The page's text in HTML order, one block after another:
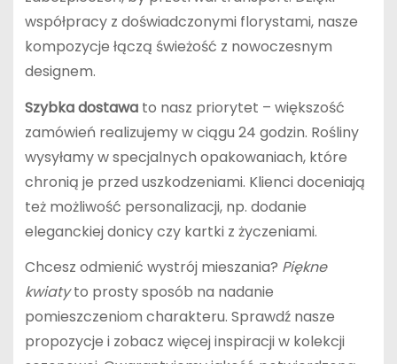
współpracy z doświadczonymi florystami, nasze
kompozycje łączą świeżość z nowoczesnym
designem.
Szybka dostawato nasz priorytet – większość
zamówień realizujemy w ciągu 24 godzin. Rośliny
wysyłamy w specjalnych opakowaniach, które
chronią je przed uszkodzeniami. Klienci doceniają
też możliwość personalizacji, np. dodanie
eleganckiej donicy czy kartki z życzeniami.
Chcesz odmienić wystrój mieszania? Piękne
kwiatyto prosty sposób na nadanie
pomieszczeniom charakteru. Sprawdź nasze
propozycje i zobacz więcej inspiracji w kolekcji